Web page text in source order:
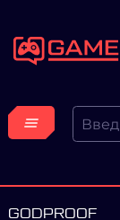
GODPROOF